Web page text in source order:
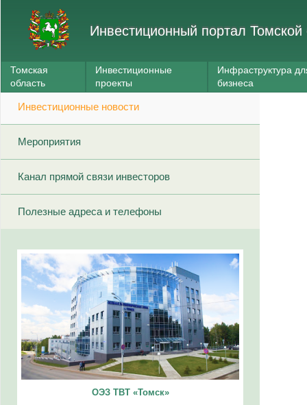
Инвестиционный портал Томской
Томская
область
Инвестиционные
проекты
Инфраструктура
бизнеса
Инвестиционные новости
Мероприятия
Канал прямой связи инвесторов
Полезные адреса и телефоны
ОЭЗ ТВТ «Томск»